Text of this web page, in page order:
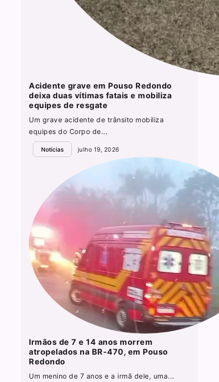
Acidente grave em Pouso Redondo
deixa duas vítimas fatais e mobiliza
equipes de resgate
Um grave acidente de trânsito mobiliza
equipes do Corpo de...
Notícias julho 19, 2026
Irmãos de 7 e 14 anos morrem
atropelados na BR-470, em Pouso
Redondo
Um menino de 7 anos e a irmã dele, uma...